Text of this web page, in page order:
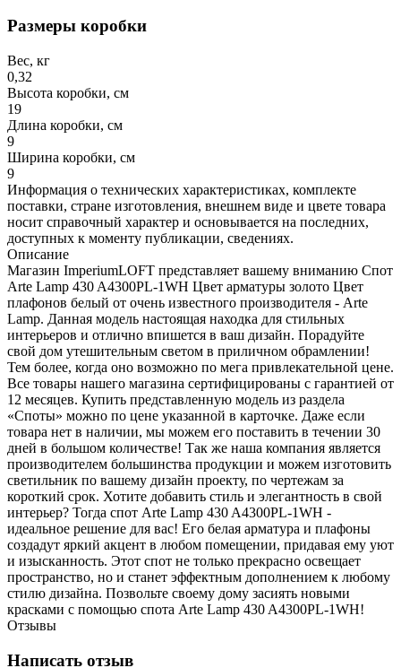
Размеры коробки
Вес, кг
0,32
Высота коробки, см
19
Длина коробки, см
9
Ширина коробки, см
9
Информация о технических характеристиках, комплекте
поставки, стране изготовления, внешнем виде и цвете товара
носит справочный характер и основывается на последних,
доступных к моменту публикации, сведениях.
Описание
Магазин ImperiumLOFT представляет вашему вниманию Спот
Arte Lamp 430 A4300PL-1WH Цвет арматуры золото Цвет
плафонов белый от очень известного производителя - Arte
Lamp. Данная модель настоящая находка для стильных
интерьеров и отлично впишется в ваш дизайн. Порадуйте
свой дом утешительным светом в приличном обрамлении!
Тем более, когда оно возможно по мега привлекательной цене.
Все товары нашего магазина сертифицированы с гарантией от
12 месяцев. Купить представленную модель из раздела
«Споты» можно по цене указанной в карточке. Даже если
товара нет в наличии, мы можем его поставить в течении 30
дней в большом количестве! Так же наша компания является
производителем большинства продукции и можем изготовить
светильник по вашему дизайн проекту, по чертежам за
короткий срок. Хотите добавить стиль и элегантность в свой
интерьер? Тогда спот Arte Lamp 430 A4300PL-1WH -
идеальное решение для вас! Его белая арматура и плафоны
создадут яркий акцент в любом помещении, придавая ему уют
и изысканность. Этот спот не только прекрасно освещает
пространство, но и станет эффектным дополнением к любому
стилю дизайна. Позвольте своему дому засиять новыми
красками с помощью спота Arte Lamp 430 A4300PL-1WH!
Отзывы
Написать отзыв